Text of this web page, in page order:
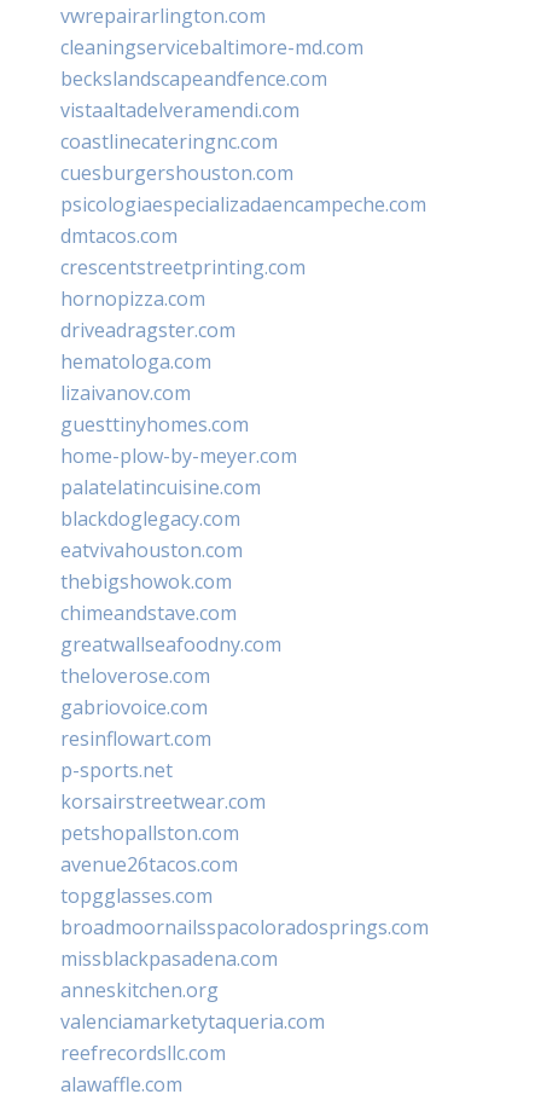
vwrepairarlington.com
cleaningservicebaltimore-md.com
beckslandscapeandfence.com
vistaaltadelveramendi.com
coastlinecateringnc.com
cuesburgershouston.com
psicologiaespecializadaencampeche.com
dmtacos.com
crescentstreetprinting.com
hornopizza.com
driveadragster.com
hematologa.com
lizaivanov.com
guesttinyhomes.com
home-plow-by-meyer.com
palatelatincuisine.com
blackdoglegacy.com
eatvivahouston.com
thebigshowok.com
chimeandstave.com
greatwallseafoodny.com
theloverose.com
gabriovoice.com
resinflowart.com
p-sports.net
korsairstreetwear.com
petshopallston.com
avenue26tacos.com
topgglasses.com
broadmoornailsspacoloradosprings.com
missblackpasadena.com
anneskitchen.org
valenciamarketytaqueria.com
reefrecordsllc.com
alawaffle.com